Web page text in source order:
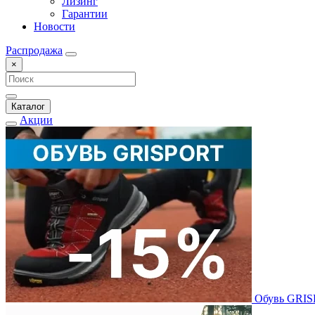
Гарантии
Новости
Распродажа
×
Каталог
Акции
Обувь